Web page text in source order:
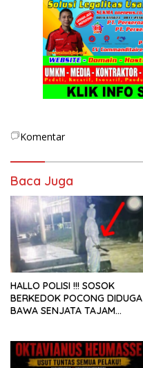
Komentar
Baca Juga
HALLO POLISI !!! SOSOK
BERKEDOK POCONG DIDUGA
BAWA SENJATA TAJAM
LEBONG